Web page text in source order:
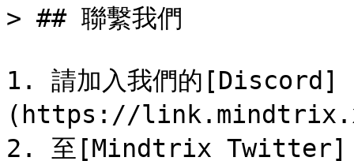
> ## 聯繫我們
1. 請加入我們的[Discord]
(https://
2. 至[Mindtrix Twitter]